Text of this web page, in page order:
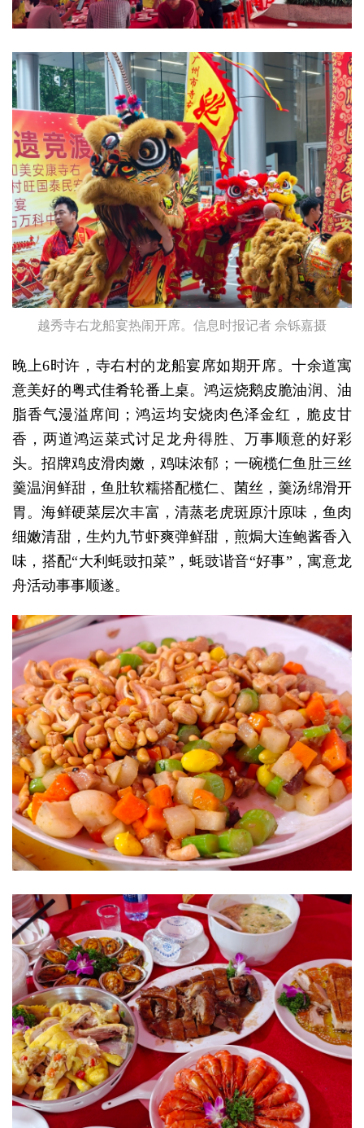
越秀寺右龙船宴热闹开席。信息时报记者 佘铄嘉摄
晚上6时许，寺右村的龙船宴席如期开席。十余道寓
意美好的粤式佳肴轮番上桌。鸿运烧鹅皮脆油润、油
脂香气漫溢席间；鸿运均安烧肉色泽金红，脆皮甘
香，两道鸿运菜式讨足龙舟得胜、万事顺意的好彩
头。招牌鸡皮滑肉嫩，鸡味浓郁；一碗榄仁鱼肚三丝
羹温润鲜甜，鱼肚软糯搭配榄仁、菌丝，羹汤绵滑开
胃。海鲜硬菜层次丰富，清蒸老虎斑原汁原味，鱼肉
细嫩清甜，生灼九节虾爽弹鲜甜，煎焗大连鲍酱香入
味，搭配“大利蚝豉扣菜”，蚝豉谐音“好事”，寓意龙
舟活动事事顺遂。